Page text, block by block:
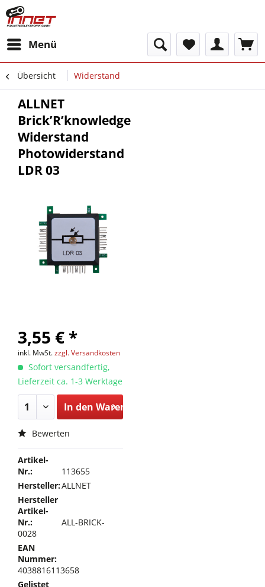
Menü
Übersicht Widerstand
ALLNET
Brick’R’knowledge
Widerstand
Photowiderstand
LDR 03
3,55 € *
inkl. MwSt.zzgl. Versandkosten
Sofort versandfertig,
Lieferzeit ca. 1-3 Werktage
In den Warenkorb
Bewerten
Artikel-
Nr.:
113655
Hersteller:ALLNET
Hersteller
Artikel-
Nr.:
ALL-BRICK-
0028
EAN
Nummer:
4038816113658
Gelistet